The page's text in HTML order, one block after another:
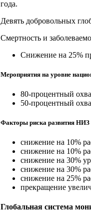
года.
Девять добровольных
Смертность и
Снижение на 25%
Мероприятия на уровне
80-процентный
50-процентный
Факторы риска развития НИЗ
снижение на 10%
снижение на 10%
снижение на 30%
снижение на 30%
снижение на 25%
прекращение
Глобальная система